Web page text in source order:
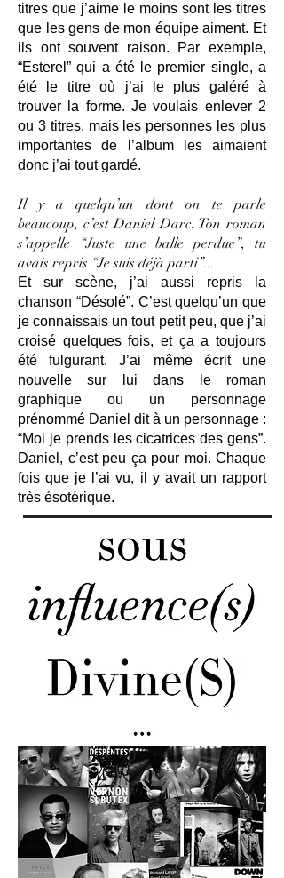
titres que j’aime le moins sont les titres
que les gens de mon équipe aiment. Et
ils ont souvent raison. Par exemple,
“Esterel” qui a été le premier single, a
été le titre où j’ai le plus galéré à
trouver la forme. Je voulais enlever 2
ou 3 titres, mais les personnes les plus
importantes de l’album les aimaient
donc j’ai tout gardé.
Il y a quelqu’un dont on te parle
beaucoup, c’est Daniel Darc. Ton roman
s’appelle “Juste une balle perdue”, tu
avais repris “Je suis déjà parti”...
Et sur scène, j’ai aussi repris la
chanson “Désolé”. C’est quelqu’un que
je connaissais un tout petit peu, que j’ai
croisé quelques fois, et ça a toujours
été fulgurant. J’ai même écrit une
nouvelle sur lui dans le roman
graphique ou un personnage
prénommé Daniel dit à un personnage :
“Moi je prends les cicatrices des gens”.
Daniel, c’est peu ça pour moi. Chaque
fois que je l’ai vu, il y avait un rapport
très ésotérique.